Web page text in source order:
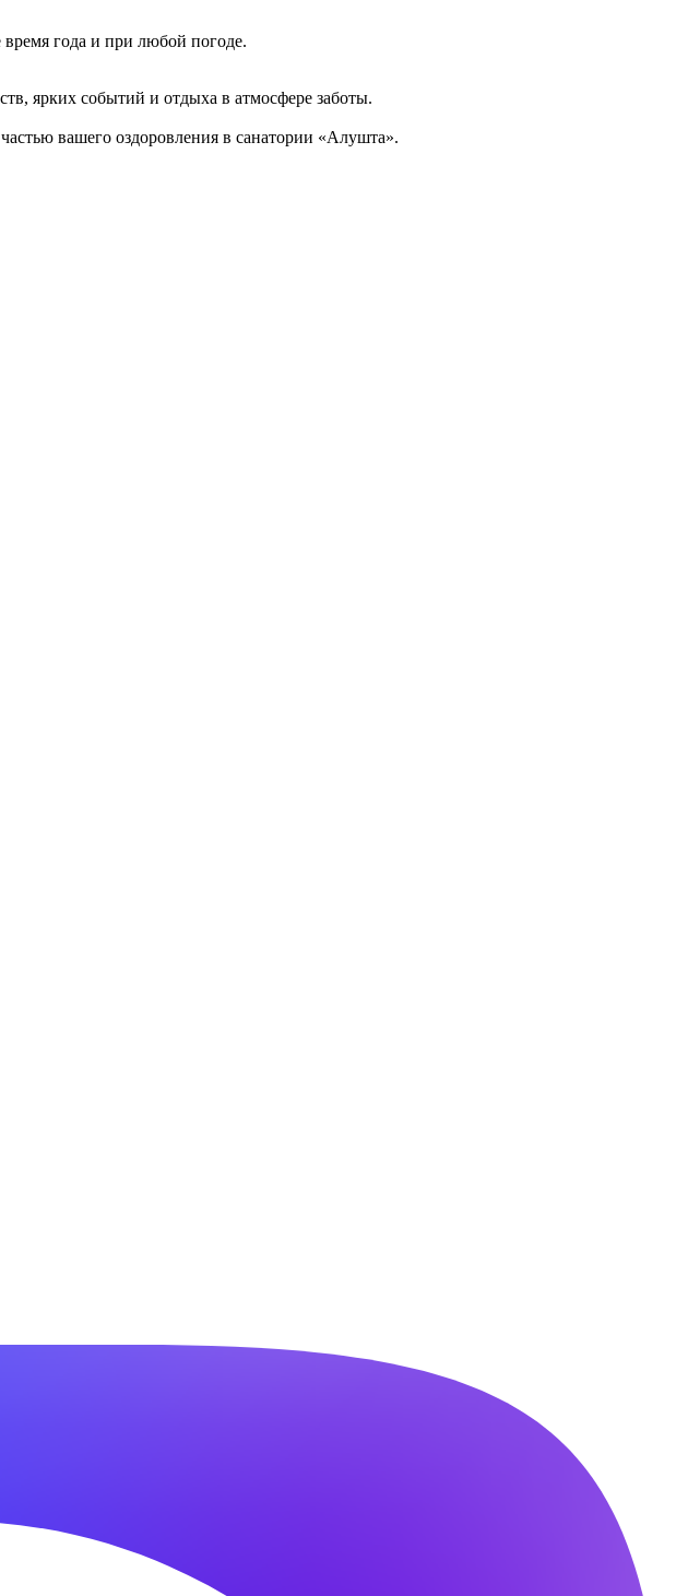
года и при любой погоде.
ярких событий и отдыха в атмосфере заботы.
вашего оздоровления в санатории «Алушта».